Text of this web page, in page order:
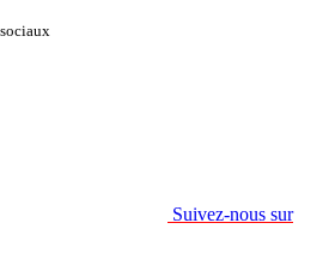
Suivez-nous sur